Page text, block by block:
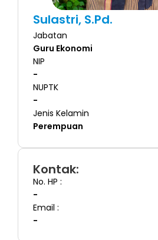
Sulastri, S.Pd.
Jabatan
Guru Ekonomi
NIP
-
NUPTK
-
Jenis Kelamin
Perempuan
Kontak:
No. HP :
-
Email :
-